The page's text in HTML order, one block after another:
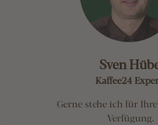
Sven
Kaffee24
Gerne stehe ich für
Verfügung.